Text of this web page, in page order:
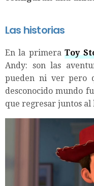
Las historias
En la primeraToy
Andy: son las
pueden ni ver pero
desconocido mundo
que regresar juntos al